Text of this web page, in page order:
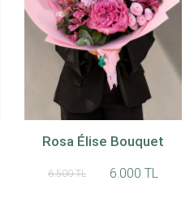
Rosa Élise Bouquet
6.500 TL 6.000 TL